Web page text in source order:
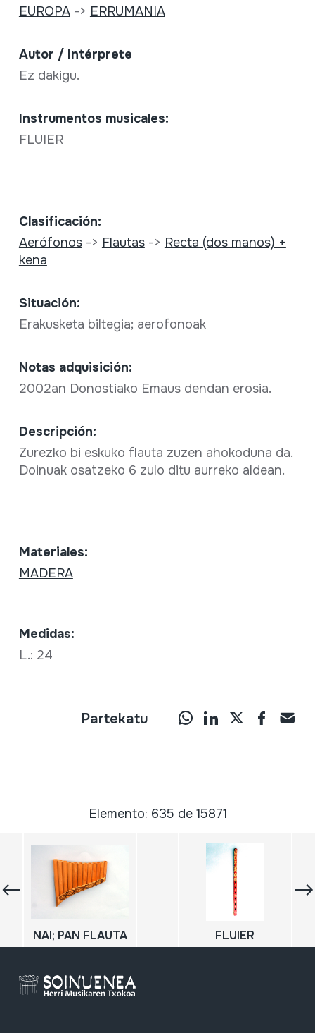
EUROPA-> ERRUMANIA
Autor / Intérprete
Ez dakigu.
Instrumentos musicales:
FLUIER
Clasificación:
Aerófonos-> Flautas-> Recta (dos manos) +
kena
Situación:
Erakusketa biltegia; aerofonoak
Notas adquisición:
2002an Donostiako Emaus dendan erosia.
Descripción:
Zurezko bi eskuko flauta zuzen ahokoduna da.
Doinuak osatzeko 6 zulo ditu aurreko aldean.
Materiales:
MADERA
Medidas:
L.: 24
Partekatu
Elemento: 635 de 15871
NAI; PAN FLAUTA FLUIER